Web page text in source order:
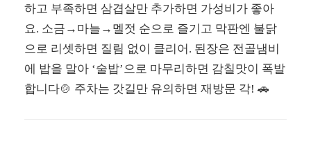
하고 부족하면 삼겹살만 추가하면 가성비가 좋아
요. 소금→마늘→멜젓 순으로 즐기고 막판엔 불닭
으로 리셋하면 질림 없이 클리어. 된장은 전골냄비
에 밥을 말아 ‘술밥’으로 마무리하면 감칠맛이 폭발
합니다🍲 주차는 갓길만 유의하면 재방문 각! 🚗